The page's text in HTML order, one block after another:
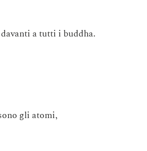
a tutti i buddha.
gli atomi,